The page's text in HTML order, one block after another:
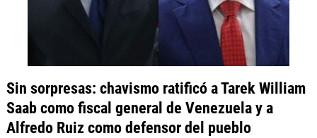
Sin sorpresas: chavismo ratificó a Tarek William
Saab como fiscal general de Venezuela y a
Alfredo Ruiz como defensor del pueblo